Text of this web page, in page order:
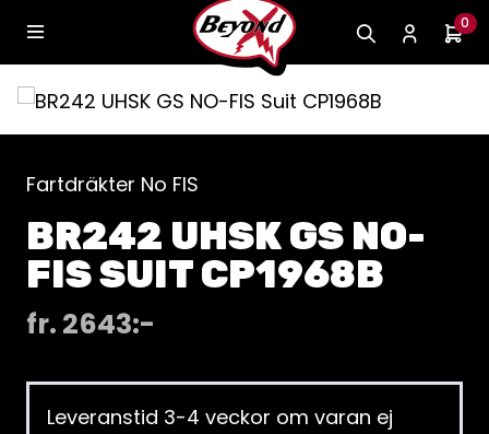
0
Fartdräkter No FIS
BR242 UHSK GS NO-
FIS SUIT CP1968B
fr. 2643:-
Leveranstid 3-4 veckor om varan ej